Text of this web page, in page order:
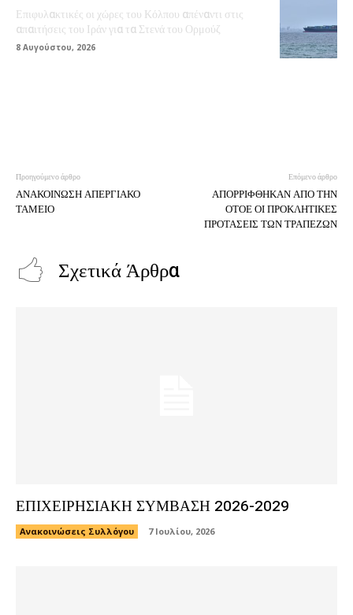
Επιφυλακτικές οι χώρες του Κόλπου απέναντι στις
απαιτήσεις του Ιράν για τα Στενά του Ορμούζ
8 Αυγούστου, 2026
Προηγούμενο άρθρο
ΑΝΑΚΟΙΝΩΣΗ ΑΠΕΡΓΙΑΚΟ
ΤΑΜΕΙΟ
Επόμενο άρθρο
ΑΠΟΡΡΙΦΘΗΚΑΝ ΑΠΟ ΤΗΝ
ΟΤΟΕ ΟΙ ΠΡΟΚΛΗΤΙΚΕΣ
ΠΡΟΤΑΣΕΙΣ ΤΩΝ ΤΡΑΠΕΖΩΝ
Σχετικά Άρθρα
ΕΠΙΧΕΙΡΗΣΙΑΚΗ ΣΥΜΒΑΣΗ 2026-2029
Ανακοινώσεις Συλλόγου 7 Ιουλίου, 2026